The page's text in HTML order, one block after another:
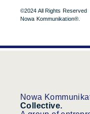
©2024 All Rights Reserved
Nowa Kommunikation®.
Nowa
Collective.